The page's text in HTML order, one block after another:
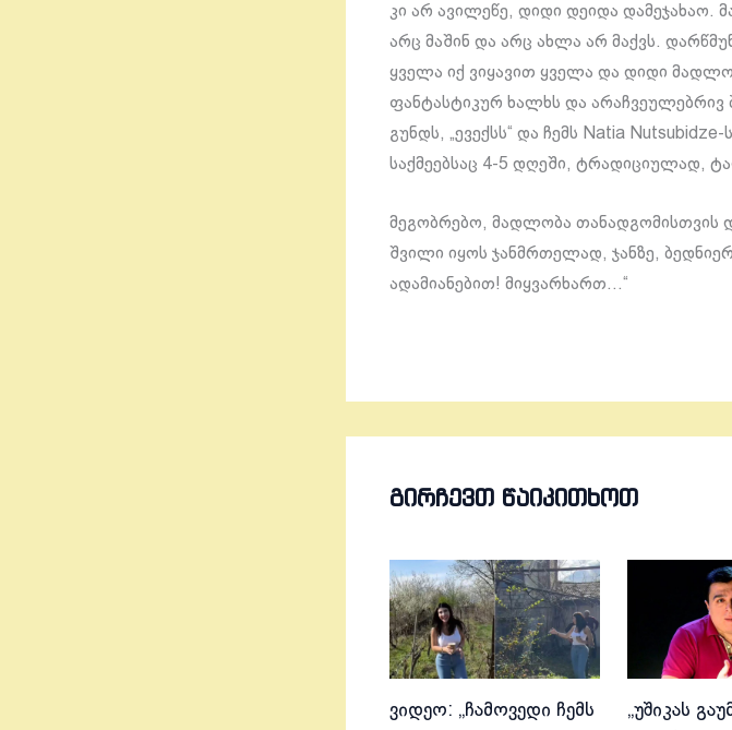
კი არ ავილეწე, დიდი დეიდა დამეჯახაო.
არც მაშინ და არც ახლა არ მაქვს.
ყველა იქ ვიყავით ყველა და დიდი
ფანტასტიკურ ხალხს და არაჩვეულებრივ
გუნდს, „ევექსს“ და ჩემს Natia
საქმეებსაც 4-5 დღეში, ტრადიციულად,
მეგობრებო, მადლობა თანადგომისთვის
შვილი იყოს ჯანმრთელად, ჯანზე,
ადამიანებით! მიყვარხართ…“
ᲒᲘᲠᲩᲔᲕᲗ ᲬᲐᲘᲙᲘᲗᲮᲝᲗ
ვიდეო: „ჩამოვედი ჩემს
„უშიკას